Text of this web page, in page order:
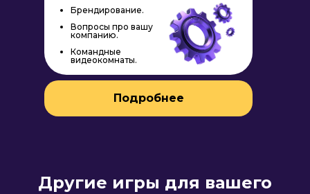
Брендирование
специалист
Вопросы про вашу компанию
Брендирование.
Вопросы про вашу
компанию.
Командные
видеокомнаты.
Подробнее
Другие игры для вашего